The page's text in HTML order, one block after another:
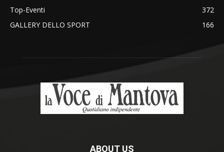
Top-Eventi
372
GALLERY DELLO SPORT
166
ABOUT US